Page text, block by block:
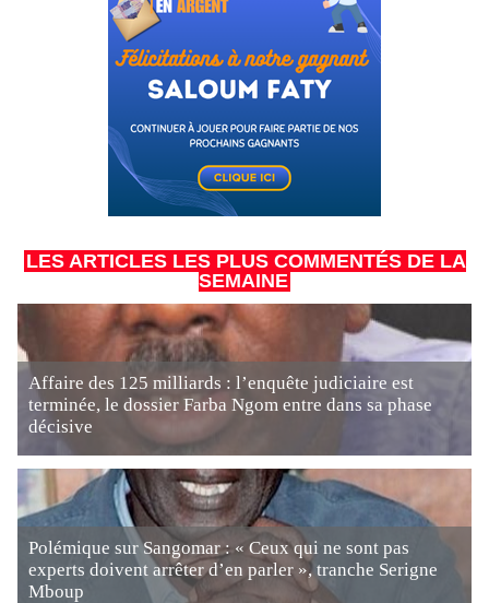
LES ARTICLES LES PLUS COMMENTÉS DE LA
SEMAINE
Affaire des 125 milliards : l’enquête judiciaire est
terminée, le dossier Farba Ngom entre dans sa phase
décisive
Polémique sur Sangomar : « Ceux qui ne sont pas
experts doivent arrêter d’en parler », tranche Serigne
Mboup